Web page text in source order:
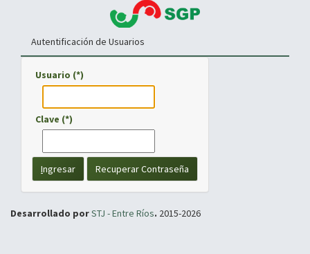
Autentificación de Usuarios
Usuario (*)
Clave (*)
Ingresar Recuperar Contraseña
Desarrollado porSTJ - Entre Ríos. 2015-2026